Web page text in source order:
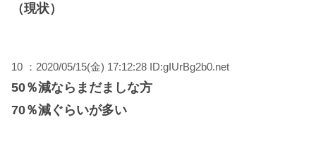
（現状）
10 ：2020/05/15(金) 17:12:28 ID:gIUrBg2b0.net
50％減ならまだましな方
70％減ぐらいが多い